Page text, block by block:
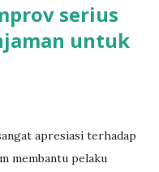
serius
untuk
apresiasi terhadap
membantu pelaku